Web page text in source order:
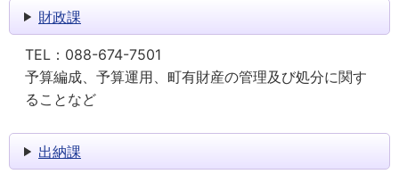
財政課
TEL： 088-674-7501
予算編成、予算運用、町有財産の管理及び処分に関す
ることなど
出納課